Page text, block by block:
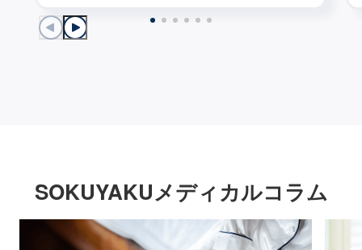
SOKUYAKUメディカルコラム